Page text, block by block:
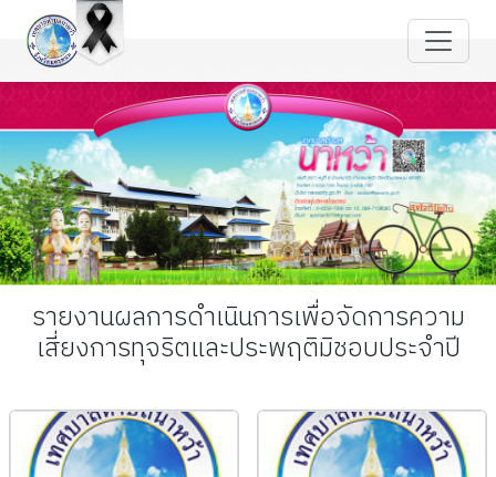
รายงานผลการดำเนินการเพื่อจัดการความ
เสี่ยงการทุจริตและประพฤติมิชอบประจำปี